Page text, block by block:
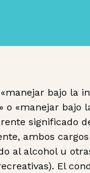
bajo la
o «manejar bajo
significado
ambos
al alcohol u
El